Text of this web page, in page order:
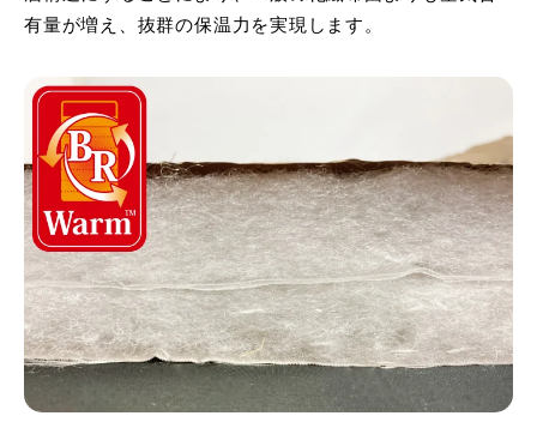
有量が増え、抜群の保温力を実現します。